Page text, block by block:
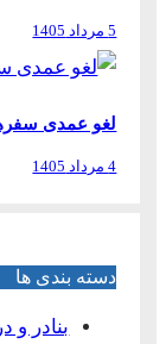
5 مرداد 1405
لغو عمدی
4 مرداد 1405
دسته بندی ها
بنادر و